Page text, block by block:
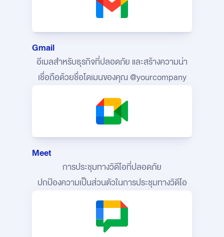
Gmail
อีเมลสำหรับธุรกิจที่ปลอดภัย และสร้างความน่า
เชื่อถือด้วยชื่อโดเมนของคุณ @yourcompany
Meet
การประชุมทางวิดีโอที่ปลอดภัย
ปกป้องความเป็นส่วนตัวในการประชุมทางวิดีโอ